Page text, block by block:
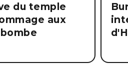
du temple
aux